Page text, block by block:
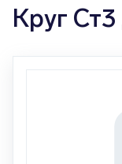
Круг